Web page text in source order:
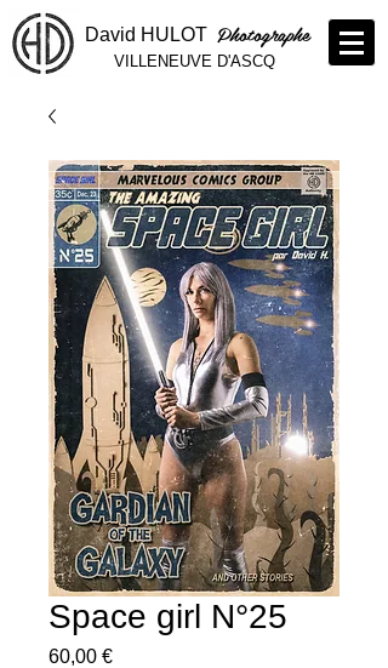
David HULOT Photographe
VILLENEUVE D'ASCQ
Space girl N°25
60,00 €Prix